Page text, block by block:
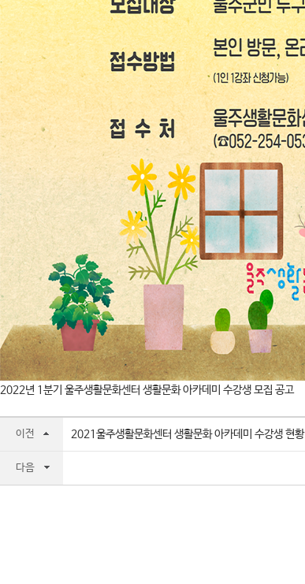
2022년 1분기 울주생활문화센터 생활문화 아카데미 수강생 모집 공고
이전 2021울주생활문화센터 생활문화 아카데미 수강생 현황
다음